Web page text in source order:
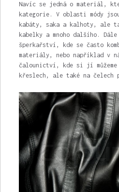
Navíc se jedná o materiál,
kategorie. V oblasti módy
kabáty, saka a kalhoty, ale
kabelky a mnoho dalšího.
šperkařství, kde se často
materiály, nebo například v
čalounictví, kde si jí můžeme
křeslech, ale také na čelech